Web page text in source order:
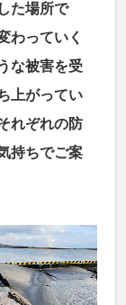
た場所で
わっていく
な被害を受
上がってい
れぞれの防
持ちでご案